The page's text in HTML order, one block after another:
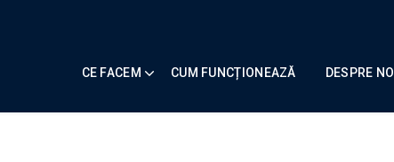
CE FACEM CUM FUNCȚIONEAZĂ DESPRE NOI